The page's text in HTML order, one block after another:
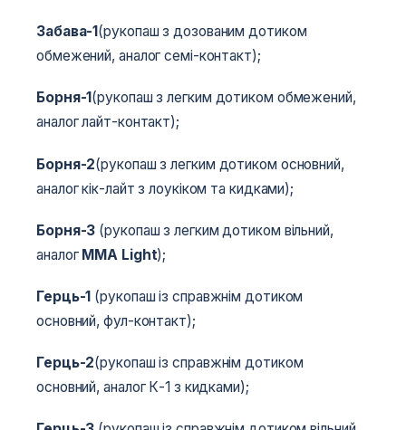
Забава-1 (рукопаш з дозованим дотиком
обмежений, аналог семі-контакт);
Борня-1 (рукопаш з легким дотиком обмежений,
аналог лайт-контакт);
Борня-2(рукопаш з легким дотиком основний,
аналог кік-лайт з лоукіком та кидками);
Борня-3 (рукопаш з легким дотиком вільний,
аналог MMA Light);
Герць-1 (рукопаш із справжнім дотиком
основний, фул-контакт);
Герць-2(рукопаш із справжнім дотиком
основний, аналог К-1 з кидками);